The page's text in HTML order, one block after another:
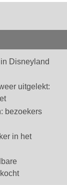
Disneyland
uitgelekt:
bezoekers
in het